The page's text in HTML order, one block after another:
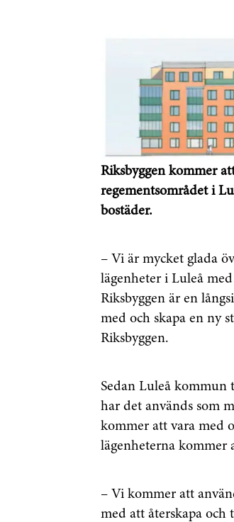
Riksbyggen kommer
regementsområdet i
bostäder.
– Vi är mycket glada
lägenheter i Luleå
Riksbyggen är en
med och skapa en ny
Riksbyggen.
Sedan Luleå kommun
har det används som
kommer att vara med
lägenheterna kommer
– Vi kommer att
med att återskapa